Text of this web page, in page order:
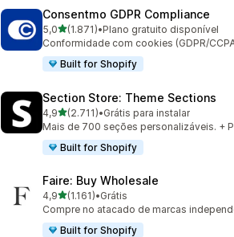
Consentmo GDPR Compliance
5,0de 5 estrelas
(1.871)
1871 avaliações ao todo
•Plano gratuito disponível
Conformidade com cookies (GDPR/
Built for Shopify
Section Store: Theme Sections
4,9de 5 estrelas
(2.711)
2711 avaliações ao todo
•Grátis para instalar
Mais de 700 seções personalizáveis. +
Built for Shopify
Faire: Buy Wholesale
4,9de 5 estrelas
(1.161)
1161 avaliações ao todo
•Grátis
Compre no atacado de marcas
Built for Shopify